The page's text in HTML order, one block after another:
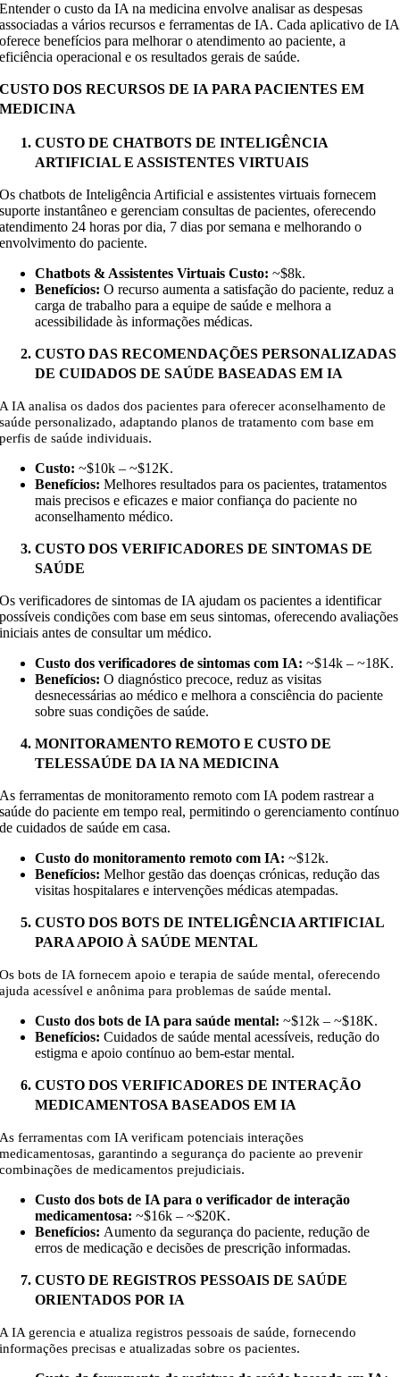
Entender o custo da IA na medicina envolve analisar as despesas
associadas a vários recursos e ferramentas de IA. Cada aplicativo de IA
oferece benefícios para melhorar o atendimento ao paciente, a
eficiência operacional e os resultados gerais de saúde.
CUSTO DOS RECURSOS DE IA PARA PACIENTES EM
MEDICINA
CUSTO DE CHATBOTS DE INTELIGÊNCIA
ARTIFICIAL E ASSISTENTES VIRTUAIS
Os chatbots de Inteligência Artificial e assistentes virtuais fornecem
suporte instantâneo e gerenciam consultas de pacientes, oferecendo
atendimento 24 horas por dia, 7 dias por semana e melhorando o
envolvimento do paciente.
Chatbots & Assistentes Virtuais Custo: ~$8k.
Benefícios:O recurso aumenta a satisfação do paciente, reduz a
carga de trabalho para a equipe de saúde e melhora a
acessibilidade às informações médicas.
CUSTO DAS RECOMENDAÇÕES PERSONALIZADAS
DE CUIDADOS DE SAÚDE BASEADAS EM IA
A IA analisa os dados dos pacientes para oferecer aconselhamento de
saúde personalizado, adaptando planos de tratamento com base em
perfis de saúde individuais.
Custo: ~$10k – ~$12K.
Benefícios:Melhores resultados para os pacientes, tratamentos
mais precisos e eficazes e maior confiança do paciente no
aconselhamento médico.
CUSTO DOS VERIFICADORES DE SINTOMAS DE
SAÚDE
Os verificadores de sintomas de IA ajudam os pacientes a identificar
possíveis condições com base em seus sintomas, oferecendo avaliações
iniciais antes de consultar um médico.
Custo dos verificadores de sintomas com IA: ~$14k – ~18K.
Benefícios:O diagnóstico precoce, reduz as visitas
desnecessárias ao médico e melhora a consciência do paciente
sobre suas condições de saúde.
MONITORAMENTO REMOTO E CUSTO DE
TELESSAÚDE DA IA NA MEDICINA
As ferramentas de monitoramento remoto com IA podem rastrear a
saúde do paciente em tempo real, permitindo o gerenciamento contínuo
de cuidados de saúde em casa.
Custo do monitoramento remoto com IA: ~$12k.
Benefícios:Melhor gestão das doenças crónicas, redução das
visitas hospitalares e intervenções médicas atempadas.
CUSTO DOS BOTS DE INTELIGÊNCIA ARTIFICIAL
PARA APOIO À SAÚDE MENTAL
Os bots de IA fornecem apoio e terapia de saúde mental, oferecendo
ajuda acessível e anônima para problemas de saúde mental.
Custo dos bots de IA para saúde mental: ~$12k – ~$18K.
Benefícios:Cuidados de saúde mental acessíveis, redução do
estigma e apoio contínuo ao bem-estar mental.
CUSTO DOS VERIFICADORES DE INTERAÇÃO
MEDICAMENTOSA BASEADOS EM IA
As ferramentas com IA verificam potenciais interações
medicamentosas, garantindo a segurança do paciente ao prevenir
combinações de medicamentos prejudiciais.
Custo dos bots de IA para o verificador de interação
medicamentosa: ~$16k – ~$20K.
Benefícios: Aumento da segurança do paciente, redução de
erros de medicação e decisões de prescrição informadas.
CUSTO DE REGISTROS PESSOAIS DE SAÚDE
ORIENTADOS POR IA
A IA gerencia e atualiza registros pessoais de saúde, fornecendo
informações precisas e atualizadas sobre os pacientes.